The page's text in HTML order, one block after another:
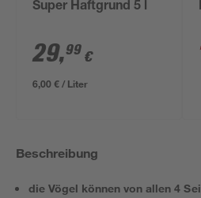
Super Haftgrund 5 l
29,99 €
6,00 € / Liter
Beschreibung
die Vögel können von allen 4